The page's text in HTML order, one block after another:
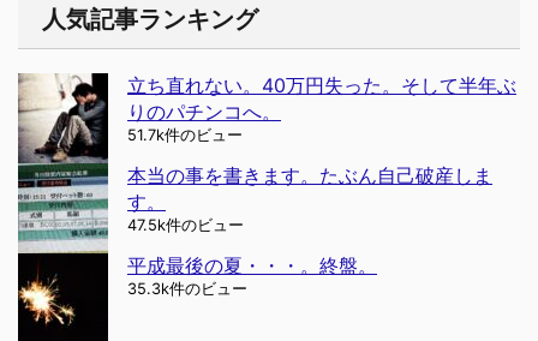
人気記事ランキング
立ち直れない。40万円失った。そして半年ぶ
りのパチンコへ。
51.7k件のビュー
本当の事を書きます。たぶん自己破産しま
す。
47.5k件のビュー
平成最後の夏・・・。終盤。
35.3k件のビュー